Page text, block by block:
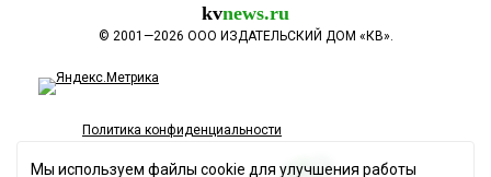
kvnews.ru
© 2001—2026 ООО ИЗДАТЕЛЬСКИЙ ДОМ «КВ».
Политика конфиденциальности
Мы используем файлы cookie для улучшения работы